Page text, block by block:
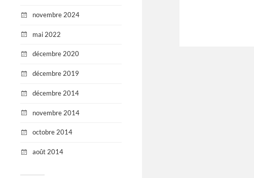
novembre 2024
mai 2022
décembre 2020
décembre 2019
décembre 2014
novembre 2014
octobre 2014
août 2014